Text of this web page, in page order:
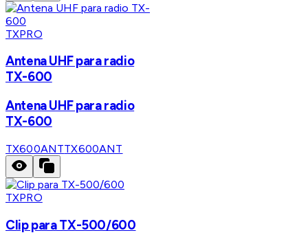
TXPRO
Antena UHF para radio
TX-600
Antena UHF para radio
TX-600
TX600ANTTX600ANT
TXPRO
Clip para TX-500/600